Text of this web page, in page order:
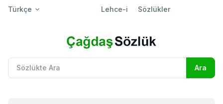
Türkçe Lehce-i Sözlükler